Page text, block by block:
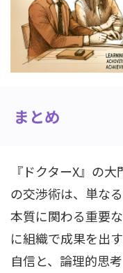
まとめ
『ドクターX』の
の交渉術は、単な
本質に関わる重要
に組織で成果を出
自信と、論理的思